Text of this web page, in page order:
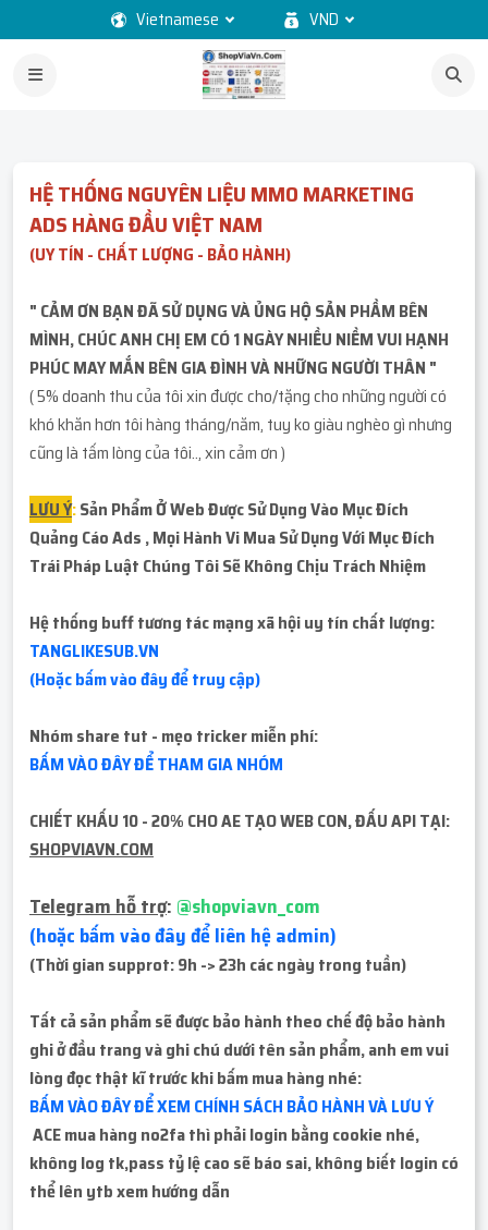
Vietnamese VND
HỆ THỐNG NGUYÊN LIỆU MMO MARKETING
ADS HÀNG ĐẦU VIỆT NAM
(UY TÍN - CHẤT LƯỢNG - BẢO HÀNH)
" CẢM ƠN BẠN ĐÃ SỬ DỤNG VÀ ỦNG HỘ SẢN PHẦM BÊN
MÌNH, CHÚC ANH CHỊ EM CÓ 1 NGÀY NHIỀU NIỀM VUI HẠNH
PHÚC MAY MẮN BÊN GIA ĐÌNH VÀ NHỮNG NGƯỜI THÂN "
( 5% doanh thu của tôi xin được cho/tặng cho những người có
khó khăn hơn tôi hàng tháng/năm, tuy ko giàu nghèo gì nhưng
cũng là tấm lòng của tôi.., xin cảm ơn )
LƯU Ý:Sản Phẩm Ở Web Được Sử Dụng Vào Mục Đích
Quảng Cáo Ads , Mọi Hành Vi Mua Sử Dụng Với Mục Đích
Trái Pháp Luật Chúng Tôi Sẽ Không Chịu Trách Nhiệm
Hệ thống buff tương tác mạng xã hội uy tín chất lượng:
TANGLIKESUB.VN
(Hoặc bấm vào đây để truy cập)
Nhóm share tut - mẹo tricker miễn phí:
BẤM VÀO ĐÂY ĐỂ THAM GIA NHÓM
CHIẾT KHẤU 10 - 20% CHO AE TẠO WEB CON, ĐẤU API TẠI:
SHOPVIAVN.COM
Telegram hỗ trợ: @shopviavn_com
(hoặc bấm vào đây để liên hệ admin)
(Thời gian supprot: 9h -> 23h các ngày trong tuần)
Tất cả sản phẩm sẽ được bảo hành theo chế độ bảo hành
ghi ở đầu trang và ghi chú dưới tên sản phẩm, anh em vui
lòng đọc thật kĩ trước khi bấm mua hàng nhé:
BẤM VÀO ĐÂY ĐỂ XEM CHÍNH SÁCH BẢO HÀNH VÀ LƯU Ý
ACE mua hàng no2fa thì phải login bằng cookie nhé,
không log tk,pass tỷ lệ cao sẽ báo sai, không biết login có
thể lên ytb xem hướng dẫn